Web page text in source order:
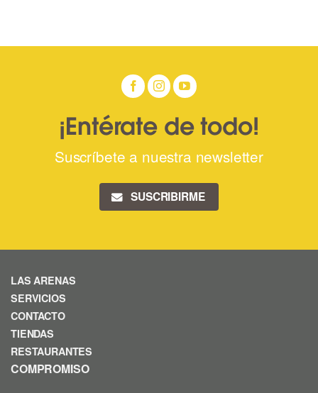
¡Entérate de todo!
Suscríbete a nuestra newsletter
SUSCRIBIRME
LAS ARENAS
SERVICIOS
CONTACTO
TIENDAS
RESTAURANTES
COMPROMISO